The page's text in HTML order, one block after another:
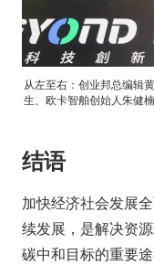
从左至右：创业邦总编辑
生、欧卡智舶创始人朱健
结语
加快经济社会发展
续发展，是解决资
碳中和目标的重要